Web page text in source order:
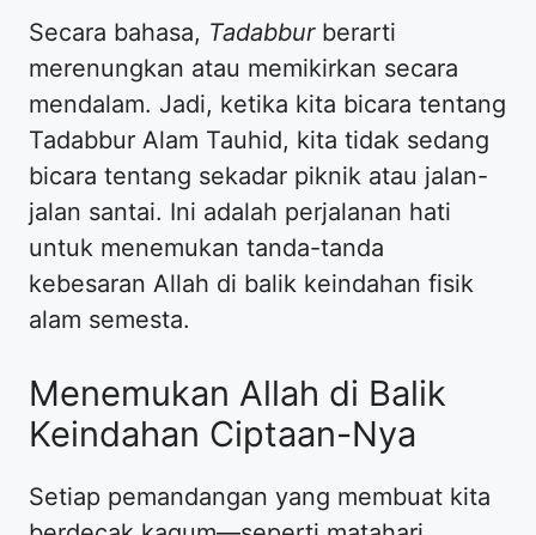
Secara bahasa, Tadabburberarti
merenungkan atau memikirkan secara
mendalam. Jadi, ketika kita bicara tentang
Tadabbur Alam Tauhid, kita tidak sedang
bicara tentang sekadar piknik atau jalan-
jalan santai. Ini adalah perjalanan hati
untuk menemukan tanda-tanda
kebesaran Allah di balik keindahan fisik
alam semesta.
Menemukan Allah di Balik
Keindahan Ciptaan-Nya
Setiap pemandangan yang membuat kita